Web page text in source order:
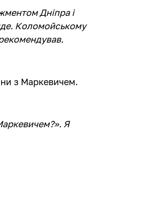
Дніпра і
Коломойському
з Маркевичем.
Я